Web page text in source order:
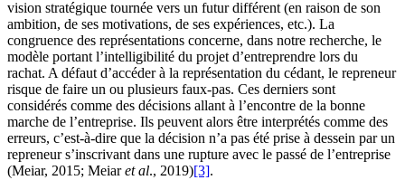
vision stratégique tournée vers un futur différent (en raison de son
ambition, de ses motivations, de ses expériences, etc.). La
congruence des représentations concerne, dans notre recherche, le
modèle portant l’intelligibilité du projet d’entreprendre lors du
rachat. A défaut d’accéder à la représentation du cédant, le repreneur
risque de faire un ou plusieurs faux-pas. Ces derniers sont
considérés comme des décisions allant à l’encontre de la bonne
marche de l’entreprise. Ils peuvent alors être interprétés comme des
erreurs, c’est-à-dire que la décision n’a pas été prise à dessein par un
repreneur s’inscrivant dans une rupture avec le passé de l’entreprise
(Meiar, 2015; Meiaret al., 2019)[3].